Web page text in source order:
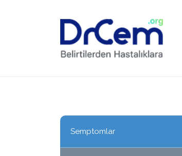
Semptomlar